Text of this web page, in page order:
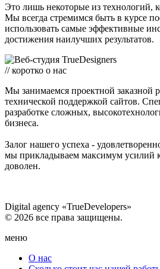
Это лишь некоторые из технологий,
Мы всегда стремимся быть в курсе
использовать самые эффективные
достижения наилучших результатов.
// коротко о нас
Мы занимаемся проектной заказной
технической поддержкой сайтов.
разработке сложных,
бизнеса.
Залог нашего успеха -
мы прикладываем максимум усилий
доволен.
Digital agency «TrueDevelopers»
© 2026 все права защищены.
меню
О нас